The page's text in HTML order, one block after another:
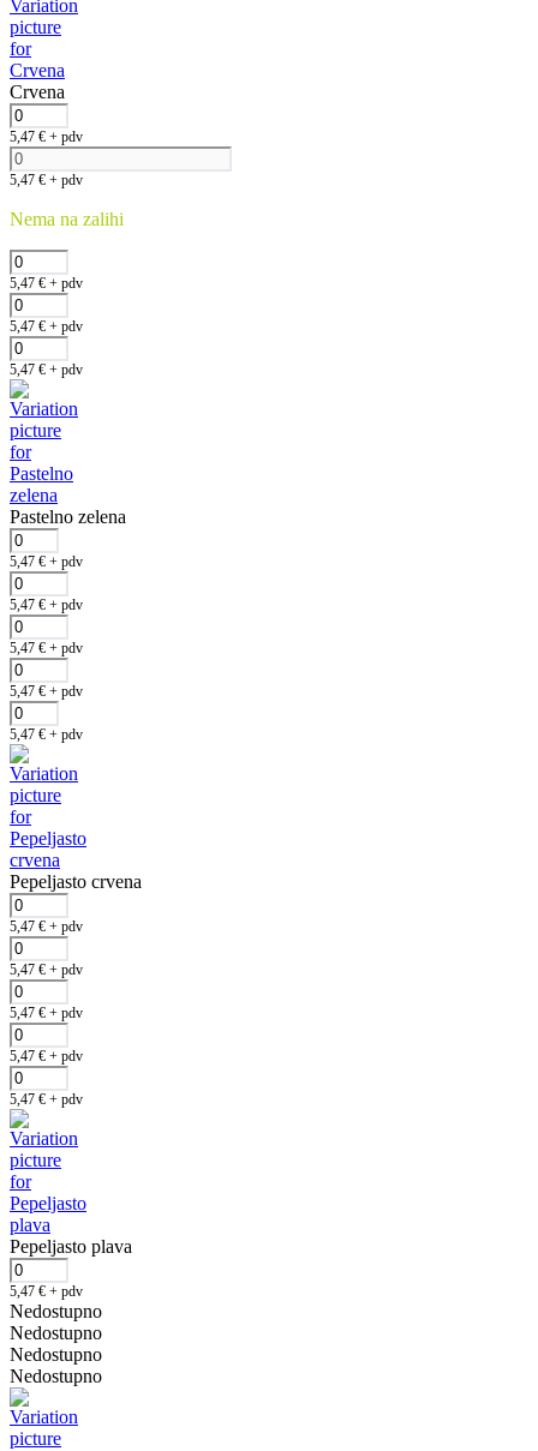
Crvena
5,47 € + pdv
5,47 € + pdv
Nema na zalihi
5,47 € + pdv
5,47 € + pdv
5,47 € + pdv
Pastelno zelena
5,47 € + pdv
5,47 € + pdv
5,47 € + pdv
5,47 € + pdv
5,47 € + pdv
Pepeljasto crvena
5,47 € + pdv
5,47 € + pdv
5,47 € + pdv
5,47 € + pdv
5,47 € + pdv
Pepeljasto plava
5,47 € + pdv
Nedostupno
Nedostupno
Nedostupno
Nedostupno